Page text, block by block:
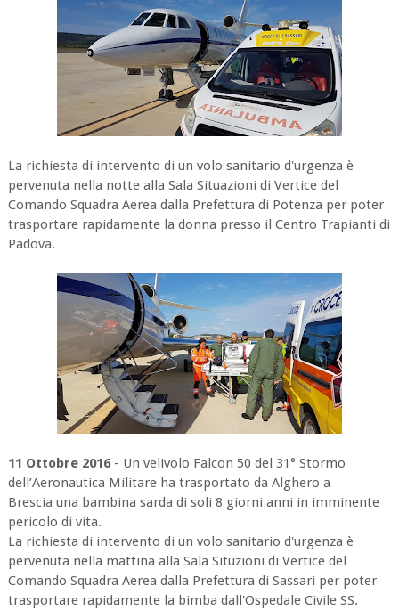
La richiesta di intervento di un volo sanitario d'urgenza è
pervenuta nella notte alla Sala Situazioni di Vertice del
Comando Squadra Aerea dalla Prefettura di Potenza per poter
trasportare rapidamente la donna presso il Centro Trapianti di
Padova.
11 Ottobre 2016- Un velivolo Falcon 50 del 31° Stormo
dell’Aeronautica Militare ha trasportato da Alghero a
Brescia una bambina sarda di soli 8 giorni anni in imminente
pericolo di vita.
La richiesta di intervento di un volo sanitario d'urgenza è
pervenuta nella mattina alla Sala Situzioni di Vertice del
Comando Squadra Aerea dalla Prefettura di Sassari per poter
trasportare rapidamente la bimba dall'Ospedale Civile SS.